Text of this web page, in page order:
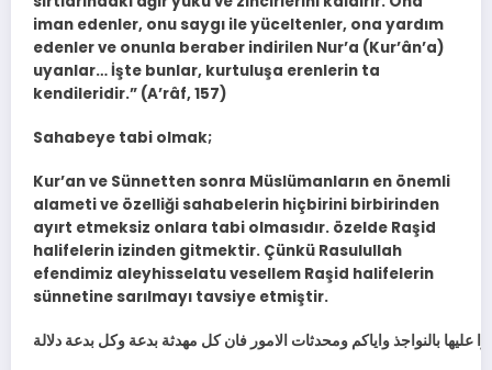
iman edenler, onu saygı ile yüceltenler, ona yardım
edenler ve onunla beraber indirilen Nur’a (Kur’ân’a)
uyanlar… İşte bunlar, kurtuluşa erenlerin ta
kendileridir.” (A’râf, 157)
Sahabeye tabi olmak;
Kur’an ve Sünnetten sonra Müslümanların en önemli
alameti ve özelliği sahabelerin hiçbirini birbirinden
ayırt etmeksiz onlara tabi olmasıdır. özelde Raşid
halifelerin izinden gitmektir. Çünkü Rasulullah
efendimiz aleyhisselatu vesellem Raşid halifelerin
sünnetine sarılmayı tavsiye etmiştir.
بالنواجذ واياكم ومحدثات الامور فان كل مهدثة بدعة وكل بدعة دلالة